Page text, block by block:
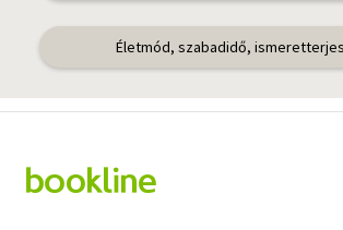
Életmód, szabadidő,